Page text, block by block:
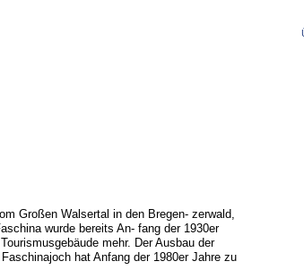
Großen Walsertal in den Bregen- zerwald,
wurde bereits An- fang der 1930er
mehr. Der Ausbau der
hat Anfang der 1980er Jahre zu